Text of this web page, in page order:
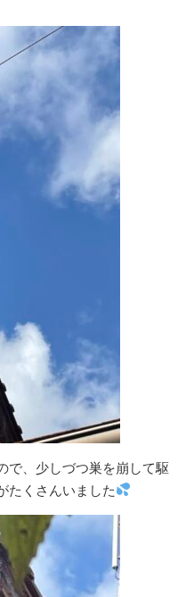
で、少しづつ巣を崩して駆
たくさんいました